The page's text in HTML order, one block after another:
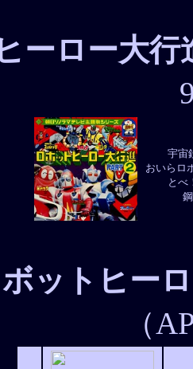
ーロー大行
宇宙
おいらロ
とべ
ボットヒー
（